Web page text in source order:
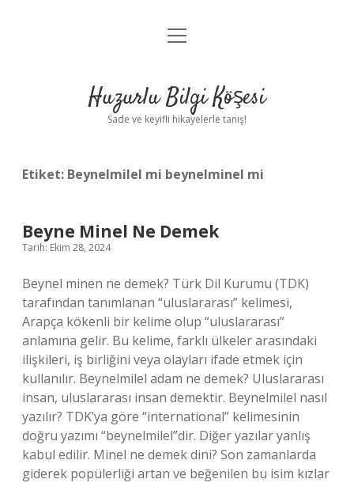
Anasayfa
Yasal Uyarı
menüyü
Huzurlu Bilgi Köşesi
Sade ve keyifli hikayelerle tanış!
Etiket: Beynelmilel mi beynelminel mi
Beyne Minel Ne Demek
Tarih: Ekim 28, 2024
Beynel minen ne demek? Türk Dil Kurumu (TDK)
tarafından tanımlanan “uluslararası” kelimesi,
Arapça kökenli bir kelime olup “uluslararası”
anlamına gelir. Bu kelime, farklı ülkeler arasındaki
ilişkileri, iş birliğini veya olayları ifade etmek için
kullanılır. Beynelmilel adam ne demek? Uluslararası
insan, uluslararası insan demektir. Beynelmilel nasıl
yazılır? TDK’ya göre “international” kelimesinin
doğru yazımı “beynelmilel”dir. Diğer yazılar yanlış
kabul edilir. Minel ne demek dini? Son zamanlarda
giderek popülerliği artan ve beğenilen bu isim kızlar